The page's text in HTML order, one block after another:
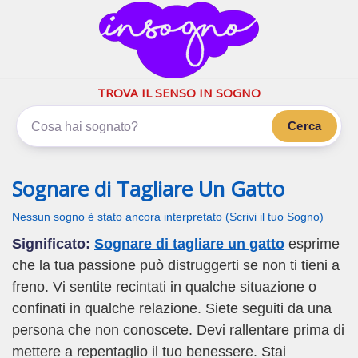
inSogno.com
I sogni significano di piùTROVA IL SENSO IN SOGNO
Cerca
Sognare di Tagliare Un Gatto
Nessun sogno è stato ancora interpretato (Scrivi il tuo Sogno)
Significato: Sognare di tagliare un gatto esprime
che la tua passione può distruggerti se non ti tieni a
freno. Vi sentite recintati in qualche situazione o
confinati in qualche relazione. Siete seguiti da una
persona che non conoscete. Devi rallentare prima di
mettere a repentaglio il tuo benessere. Stai